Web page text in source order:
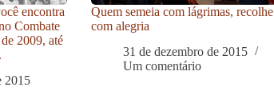
encontra
Combate
2009, até
2015
Quem semeia com lágrimas, recolhe
com alegria
31 de dezembro de 2015
Um comentário